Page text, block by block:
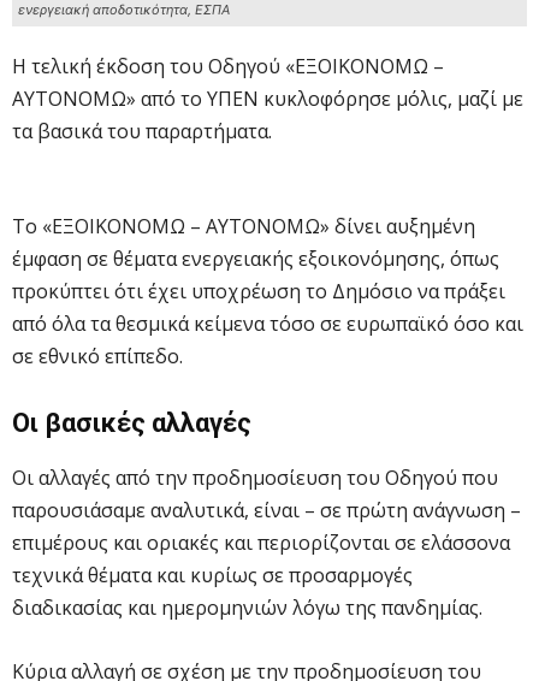
ενεργειακή αποδοτικότητα, ΕΣΠΑ
Η τελική έκδοση του Οδηγού «ΕΞΟΙΚΟΝΟΜΩ –
ΑΥΤΟΝΟΜΩ» από το ΥΠΕΝ κυκλοφόρησε μόλις, μαζί με
τα βασικά του παραρτήματα.
Το «ΕΞΟΙΚΟΝΟΜΩ – ΑΥΤΟΝΟΜΩ» δίνει αυξημένη
έμφαση σε θέματα ενεργειακής εξοικονόμησης, όπως
προκύπτει ότι έχει υποχρέωση το Δημόσιο να πράξει
από όλα τα θεσμικά κείμενα τόσο σε ευρωπαϊκό όσο και
σε εθνικό επίπεδο.
Οι βασικές αλλαγές
Οι αλλαγές από την προδημοσίευση του Οδηγού που
παρουσιάσαμε αναλυτικά, είναι – σε πρώτη ανάγνωση –
επιμέρους και οριακές και περιορίζονται σε ελάσσονα
τεχνικά θέματα και κυρίως σε προσαρμογές
διαδικασίας και ημερομηνιών λόγω της πανδημίας.
Κύρια αλλαγή σε σχέση με την προδημοσίευση του